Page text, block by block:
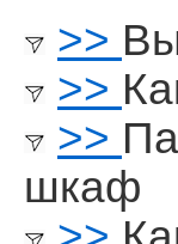
>>
>>
>>
шкаф